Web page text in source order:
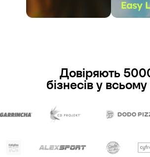
Довіряють
бізнесів у всьому